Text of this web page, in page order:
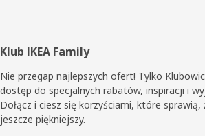
Stopka
Klub IKEA Family
Nie przegap najlepszych ofert! Tylko
dostęp do specjalnych rabatów, inspiracji i
Dołącz i ciesz się korzyściami, które
jeszcze piękniejszy.